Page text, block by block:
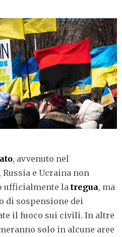
, avvenuto nel
e Ucraina non
ufficialmente la tregua, ma
di sospensione dei
il fuoco sui civili. In altre
solo in alcune aree